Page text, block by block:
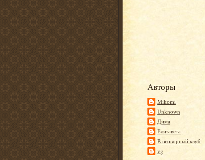
Авторы
Mikomi
Unknown
Дима
Елизавета
Разговорный клуб
vg